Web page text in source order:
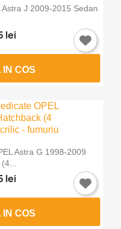
J 2009-2015 Sedan
lei
COS
Astra G 1998-2009
lei
COS